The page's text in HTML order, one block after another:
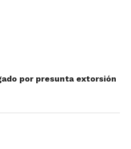
por presunta extorsión